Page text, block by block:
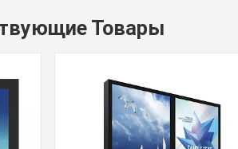
Товары